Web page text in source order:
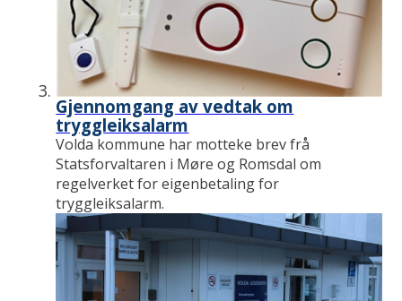
Gjennomgang av vedtak om
tryggleiksalarm
Volda kommune har motteke brev frå
Statsforvaltaren i Møre og Romsdal om
regelverket for eigenbetaling for
tryggleiksalarm.